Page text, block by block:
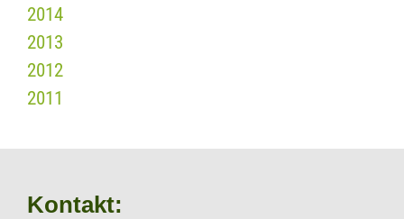
2014
2013
2012
2011
Kontakt: